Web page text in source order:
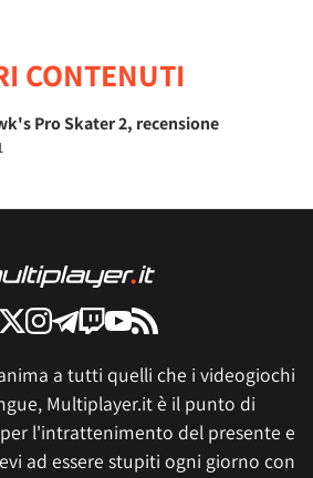
CONTENUTI
Pro Skater 2, recensione
a tutti quelli che i videogiochi
Multiplayer.it è il punto di
l'intrattenimento del presente e
ad essere stupiti ogni giorno con